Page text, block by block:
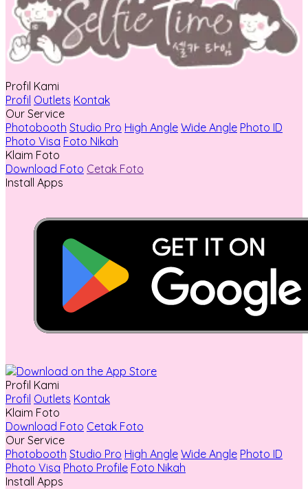
Profil Kami
Profil Outlets Kontak
Our Service
Photobooth Studio Pro High Angle Wide Angle Photo ID
Photo Visa Foto Nikah
Klaim Foto
Download Foto Cetak Foto
Install Apps
Profil Kami
Profil Outlets Kontak
Klaim Foto
Download Foto Cetak Foto
Our Service
Photobooth Studio Pro High Angle Wide Angle Photo ID
Photo Visa Photo Profile Foto Nikah
Install Apps